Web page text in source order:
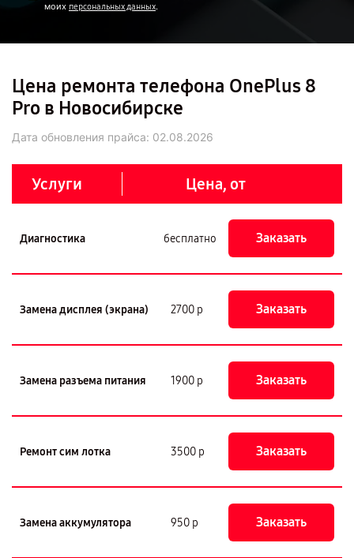
моих персональных данных.
Цена ремонта телефона OnePlus 8
Pro в Новосибирске
Дата обновления прайса: 02.08.2026
Услуги Цена, от
Диагностика бесплатно Заказать
Замена дисплея (экрана) 2700 р Заказать
Замена разъема питания 1900 р Заказать
Ремонт сим лотка 3500 р Заказать
Замена аккумулятора 950 р Заказать